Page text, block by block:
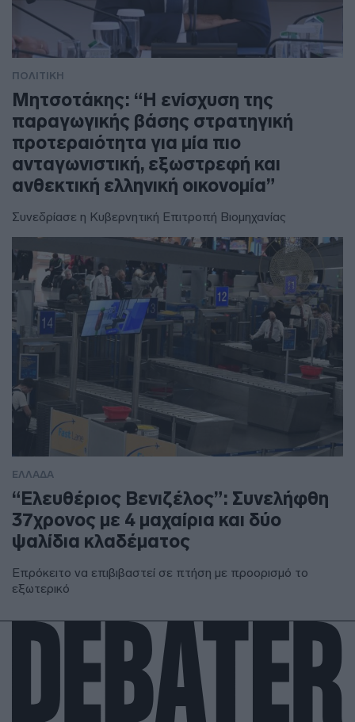
ΠΟΛΙΤΙΚΗ
Μητσοτάκης: “Η ενίσχυση της
παραγωγικής βάσης στρατηγική
προτεραιότητα για μία πιο
ανταγωνιστική, εξωστρεφή και
ανθεκτική ελληνική οικονομία”
Συνεδρίασε η Κυβερνητική Επιτροπή Βιομηχανίας
ΕΛΛΑΔΑ
“Ελευθέριος Βενιζέλος”: Συνελήφθη
37χρονος με 4 μαχαίρια και δύο
ψαλίδια κλαδέματος
Επρόκειτο να επιβιβαστεί σε πτήση με προορισμό το
εξωτερικό